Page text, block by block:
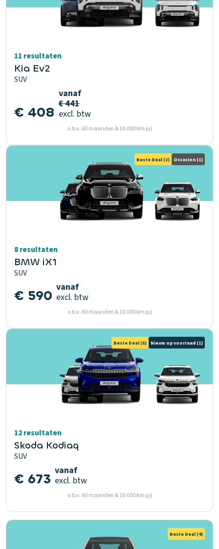
11 resultaten
Kia Ev2
SUV
€ 408
vanaf
€ 441
excl. btw
o.b.v. 60 maanden & 10.000 km p/j
Beste Deal (2) Occasion (1)
8 resultaten
BMW iX1
SUV
€ 590 vanaf
excl. btw
o.b.v. 60 maanden & 10.000 km p/j
Beste Deal (8) Nieuw op voorraad (1)
12 resultaten
Skoda Kodiaq
SUV
€ 673 vanaf
excl. btw
o.b.v. 60 maanden & 10.000 km p/j
Beste Deal (4)